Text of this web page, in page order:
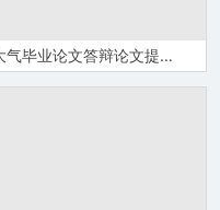
大气毕业论文答辩论文提纲PPT模板